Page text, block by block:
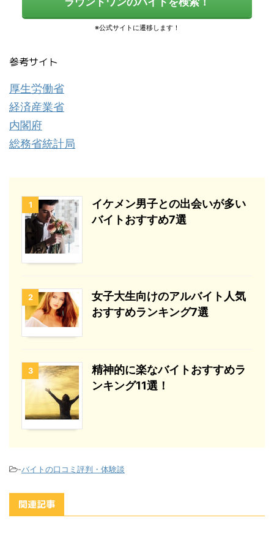
参考サイト
厚生労働省
経済産業省
内閣府
総務省統計局
1
イケメン男子との出会いが多い
バイトおすすめ7選
2
女子大生向けのアルバイト人気
おすすめランキング7選
3
精神的に楽なバイトおすすめラ
ンキング11選！
-バイトの口コミ評判・体験談
関連記事